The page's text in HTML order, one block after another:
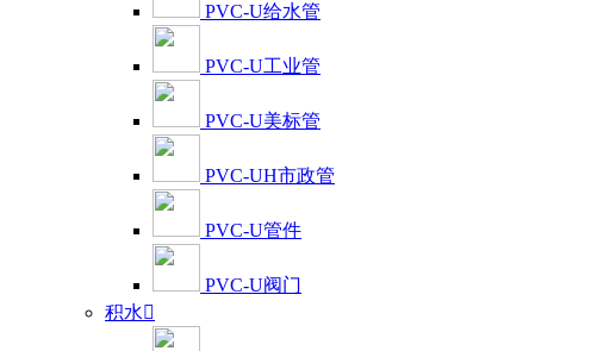
PVC-U给水管
PVC-U工业管
PVC-U美标管
PVC-UH市政管
PVC-U管件
PVC-U阀门
积水